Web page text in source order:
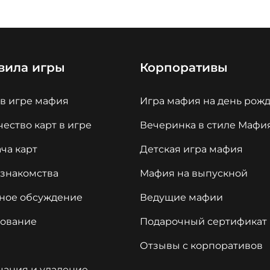
игры
игре мафия
карт в игре
карт
обсуждение
Корпоративы
Игра мафия на день
Вечеринка в стиле
Детская игра мафия
Мафия на выпускной
Ведущие мафии
Подарочный сертификат
Отзывы с корпоративов